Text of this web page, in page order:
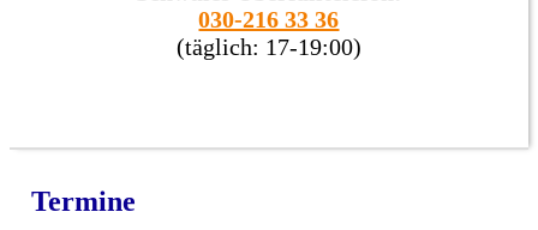
030-216 33 36
(täglich: 17-19:00)
Termine